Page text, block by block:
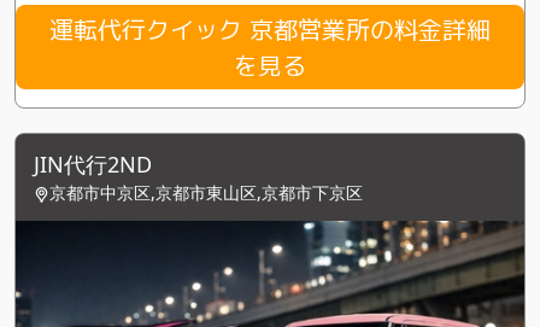
運転代行クイック 京都営業所の料金詳細
を見る
JIN代行2ND
京都市中京区,京都市東山区,京都市下京区